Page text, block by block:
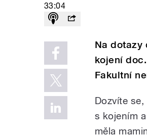
33:04
Na dotazy
kojení
Fakultní
Dozvíte
s kojením
měla